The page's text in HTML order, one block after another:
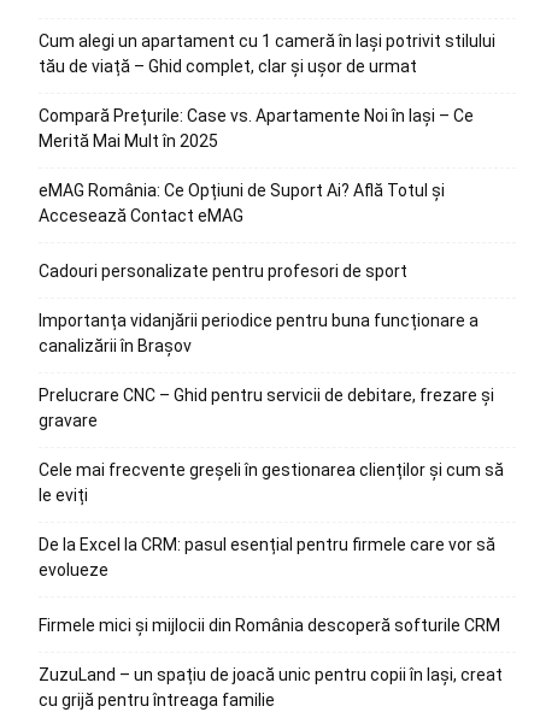
Cum alegi un apartament cu 1 cameră în Iași potrivit stilului
tău de viață – Ghid complet, clar și ușor de urmat
Compară Prețurile: Case vs. Apartamente Noi în Iași – Ce
Merită Mai Mult în 2025
eMAG România: Ce Opțiuni de Suport Ai? Află Totul și
Accesează Contact eMAG
Cadouri personalizate pentru profesori de sport
Importanța vidanjării periodice pentru buna funcționare a
canalizării în Brașov
Prelucrare CNC – Ghid pentru servicii de debitare, frezare și
gravare
Cele mai frecvente greșeli în gestionarea clienților și cum să
le eviți
De la Excel la CRM: pasul esențial pentru firmele care vor să
evolueze
Firmele mici și mijlocii din România descoperă softurile CRM
ZuzuLand – un spațiu de joacă unic pentru copii în Iași, creat
cu grijă pentru întreaga familie